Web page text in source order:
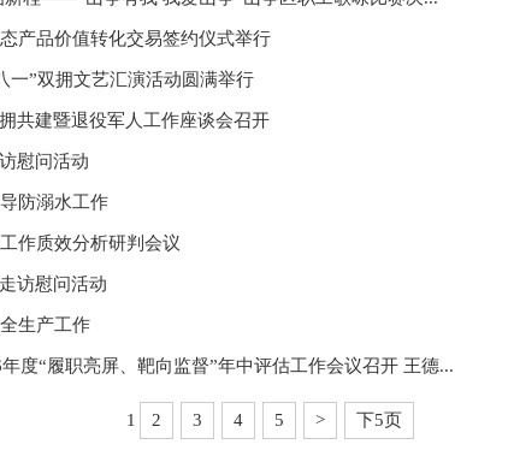
产品价值转化交易签约仪式举行
一”双拥文艺汇演活动圆满举行
共建暨退役军人工作座谈会召开
慰问活动
防溺水工作
作质效分析研判会议
访慰问活动
生产工作
度“履职亮屏、靶向监督”年中评估工作会议召开 王德...
1 2 3 4 5 > 下5页